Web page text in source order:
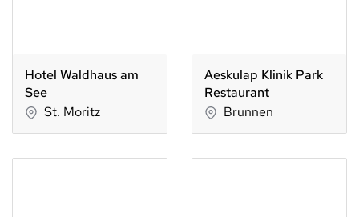
Hotel Waldhaus am
See
St. Moritz
Aeskulap Klinik Park
Restaurant
Brunnen